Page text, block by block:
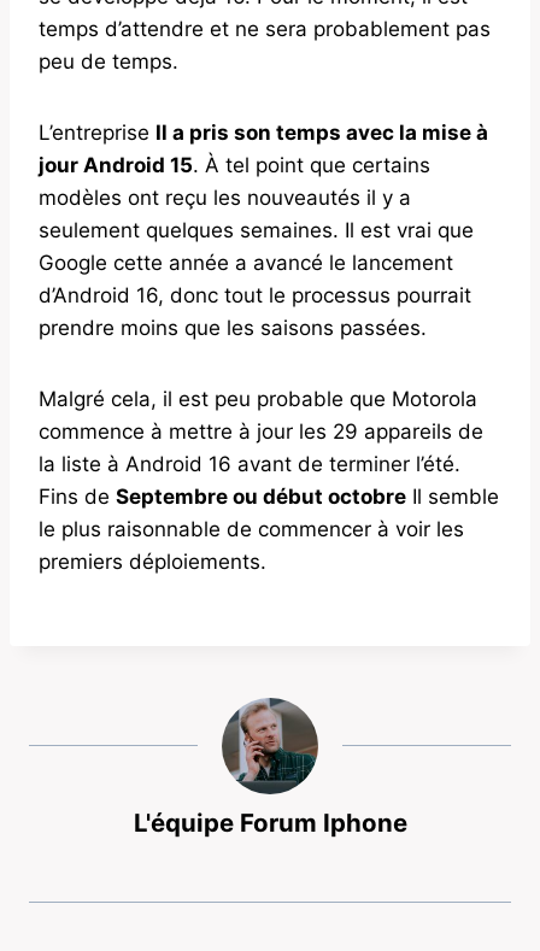
temps d’attendre et ne sera probablement pas
peu de temps.
L’entreprise Il a pris son temps avec la mise à
jour Android 15. À tel point que certains
modèles ont reçu les nouveautés il y a
seulement quelques semaines. Il est vrai que
Google cette année a avancé le lancement
d’Android 16, donc tout le processus pourrait
prendre moins que les saisons passées.
Malgré cela, il est peu probable que Motorola
commence à mettre à jour les 29 appareils de
la liste à Android 16 avant de terminer l’été.
Fins de Septembre ou début octobre Il semble
le plus raisonnable de commencer à voir les
premiers déploiements.
L'équipe Forum Iphone